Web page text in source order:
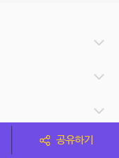
공유하기